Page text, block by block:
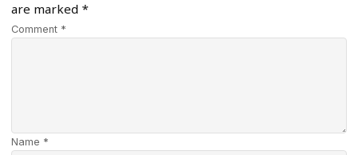
are marked *
Comment *
Name *